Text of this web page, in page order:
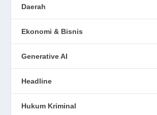
Daerah
Ekonomi & Bisnis
Generative AI
Headline
Hukum Kriminal